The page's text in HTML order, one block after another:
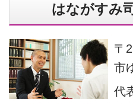
はながすみ
〒
市
代